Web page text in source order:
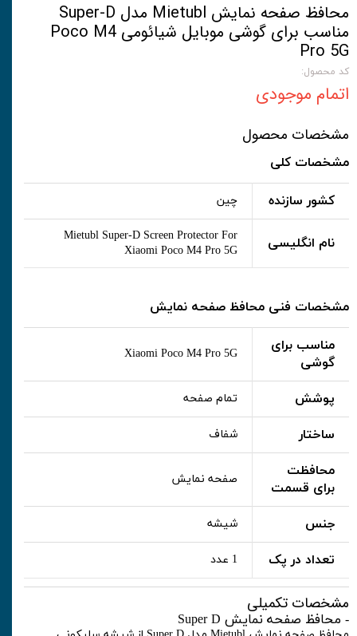
محافظ صفحه نمایش Mietubl مدل Super-D
مناسب برای گوشی موبایل شیائومی Poco M4
Pro 5G
کد محصول:
اتمام موجودی
مشخصات محصول
مشخصات کلی
کشور سازنده چین
نام انگلیسی
Mietubl Super-D Screen Protector For
Xiaomi Poco M4 Pro 5G
مشخصات فنی محافظ صفحه نمایش
مناسب برای
گوشی
Xiaomi Poco M4 Pro 5G
پوشش تمام صفحه
ساختار شفاف
محافظت
برای قسمت
صفحه نمایش
جنس شیشه
تعداد در پک 1 عدد
مشخصات تکمیلی
- محافظ صفحه نمایش Super D